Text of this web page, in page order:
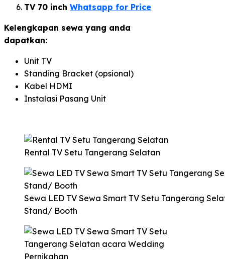
TV 70 inch Whatsapp for Price
Kelengkapan sewa yang anda
dapatkan:
Unit TV
Standing Bracket (opsional)
Kabel HDMI
Instalasi Pasang Unit
Rental TV Setu Tangerang Selatan
Sewa LED TV Sewa Smart TV Setu Tangerang
Stand/ Booth